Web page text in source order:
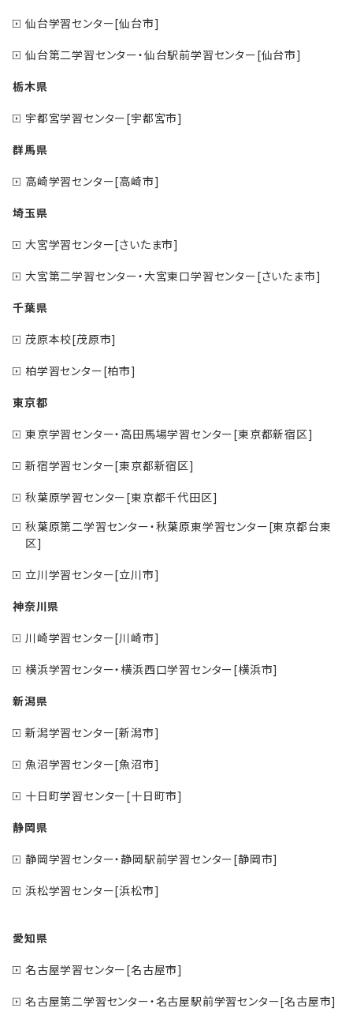
仙台学習センター[仙台市]
仙台第二学習センター・仙台駅前学習センター[仙台市]
栃木県
宇都宮学習センター[宇都宮市]
群馬県
高崎学習センター[高崎市]
埼玉県
大宮学習センター[さいたま市]
大宮第二学習センター・大宮東口学習センター[さいたま市]
千葉県
茂原本校[茂原市]
柏学習センター[柏市]
東京都
東京学習センター・高田馬場学習センター[東京都新宿区]
新宿学習センター[東京都新宿区]
秋葉原学習センター[東京都千代田区]
秋葉原第二学習センター・秋葉原東学習センター[東京都台東
区]
立川学習センター[立川市]
神奈川県
川崎学習センター[川崎市]
横浜学習センター・横浜西口学習センター[横浜市]
新潟県
新潟学習センター[新潟市]
魚沼学習センター[魚沼市]
十日町学習センター[十日町市]
静岡県
静岡学習センター・静岡駅前学習センター[静岡市]
浜松学習センター[浜松市]
愛知県
名古屋学習センター[名古屋市]
名古屋第二学習センター・名古屋駅前学習センター[名古屋市]